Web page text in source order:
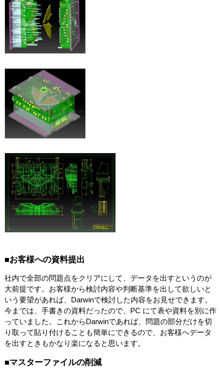
■お客様への資料提出
社内で全部の問題点をクリアにして、データを出すというのが
大前提です。お客様から検討内容や判断基準を出して欲しいと
いう要望があれば、Darwinで検討した内容をお見せできます。
今までは、手書きの資料だったので、PC にて表や資料を別に作
っていました。これからDarwinであれば、問題の部分だけを切
り取って貼り付けることも簡単にできるので、お客様へデータ
を出すときもかなり楽になると思います。
■マスターファイルの削減